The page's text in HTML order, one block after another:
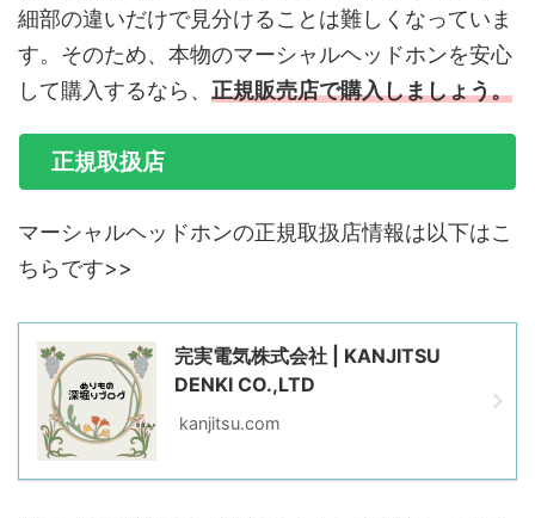
細部の違いだけで見分けることは難しくなっていま
す。そのため、本物のマーシャルヘッドホンを安心
して購入するなら、 正規販売店で購入しましょう。
正規取扱店
マーシャルヘッドホンの正規取扱店情報は以下はこ
ちらです>>
完実電気株式会社 | KANJITSU
DENKI CO.,LTD
kanjitsu.com